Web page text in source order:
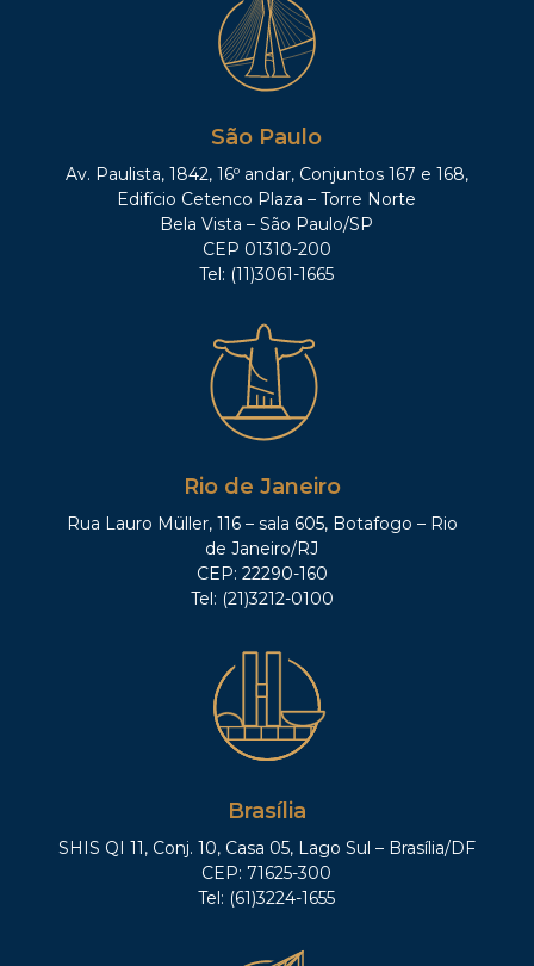
São Paulo
Av. Paulista, 1842, 16º andar, Conjuntos 167 e 168,
Edifício Cetenco Plaza – Torre Norte
Bela Vista – São Paulo/SP
CEP 01310-200
Tel: (11)3061-1665
Rio de Janeiro
Rua Lauro Müller, 116 – sala 605, Botafogo – Rio
de Janeiro/RJ
CEP: 22290-160
Tel: (21)3212-0100
Brasília
SHIS QI 11, Conj. 10, Casa 05, Lago Sul – Brasília/DF
CEP: 71625-300
Tel: (61)3224-1655